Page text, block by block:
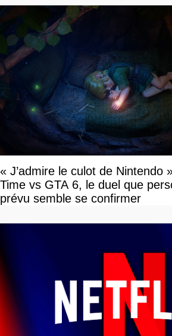
« J’admire le culot de Nintendo
Time vs GTA 6, le duel que
prévu semble se confirmer